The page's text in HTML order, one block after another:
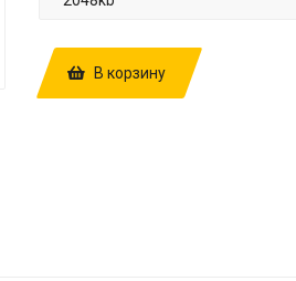
В корзину